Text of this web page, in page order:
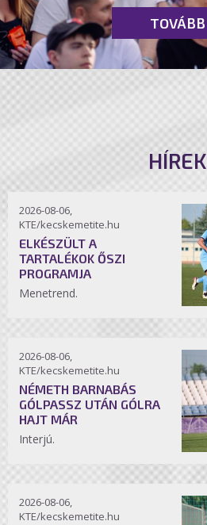
TOVÁBB
HÍREK
2026-08-06,
KTE/kecskemetite.hu
ELKÉSZÜLT A
TARTALÉKOK ŐSZI
PROGRAMJA
Menetrend.
2026-08-06,
KTE/kecskemetite.hu
NÉMETH BARNABÁS
GÓLPASSZ UTÁN GÓLRA
HAJT MÁR
Interjú.
2026-08-06,
KTE/kecskemetite.hu